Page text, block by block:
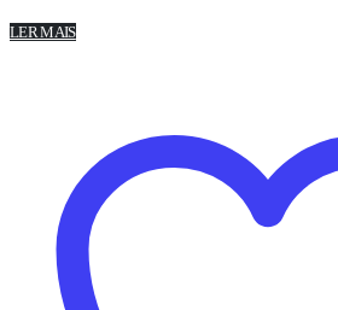
LER MAIS